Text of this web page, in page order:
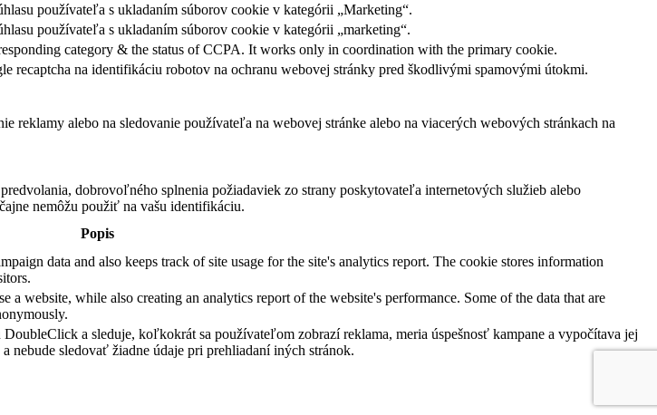
používateľa s ukladaním súborov cookie v kategórii „Marketing“.
používateľa s ukladaním súborov cookie v kategórii „marketing“.
category & the status of CCPA. It works only in coordination with the primary cookie.
recaptcha na identifikáciu robotov na ochranu webovej stránky pred škodlivými spamovými útokmi.
alebo na sledovanie používateľa na webovej stránke alebo na viacerých webových stránkach na
dobrovoľného splnenia požiadaviek zo strany poskytovateľa internetových služieb alebo
nemôžu použiť na vašu identifikáciu.
Popis
data and also keeps track of site usage for the site's analytics report. The cookie stores information
website, while also creating an analytics report of the website's performance. Some of the data that are
a sleduje, koľkokrát sa používateľom zobrazí reklama, meria úspešnosť kampane a vypočítava jej
nebude sledovať žiadne údaje pri prehliadaní iných stránok.